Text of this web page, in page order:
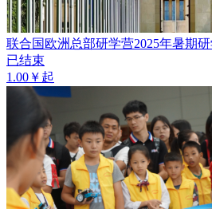
联合国欧洲总部研学营2025年暑期
已结束
1.00￥起